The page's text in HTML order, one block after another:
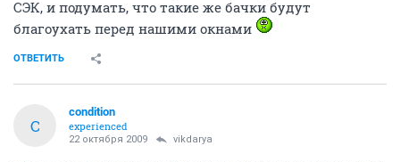
Я тоже за то, чтобы мусоропровод работал. Сейчас
дом обслуживается той же УК, что и у нас, так вот все
соседи на ночь выставляют мешки с мусором в
подъезде такая вонища!!!! еще некоторые, которые
особо утром опаздывают на работу, не успевают уже